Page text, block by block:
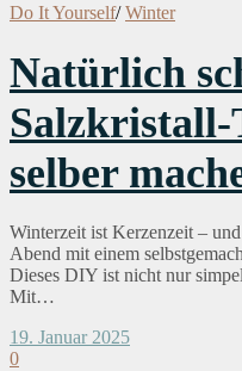
Do It Yourself/ Winter
Natürlich
Salzkristall-
selber
Winterzeit ist Kerzenzeit –
Abend mit einem
Dieses DIY ist nicht nur
Mit…
19. Januar 2025
0